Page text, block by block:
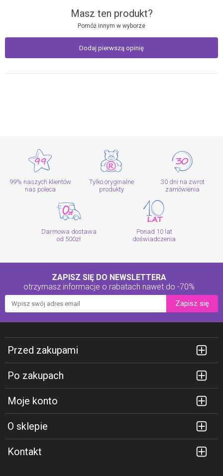
Masz ten produkt?
Pomóż innym w wyborze
Dodaj pierwszą opinię
99% naszych klientów
nas poleca
Tylko oryginalne
produkty
30 dni na zwrot
zamówienia
Darmowa dostawa
od 500zł
Ponad 10 lat
doświadczenia
ZAPISZ SIĘ DO NEWSLETTERA
otrzymasz informacje o rabatach nawet do -70%
Zapisz się
Przed zakupami
Po zakupach
Moje konto
O sklepie
Kontakt